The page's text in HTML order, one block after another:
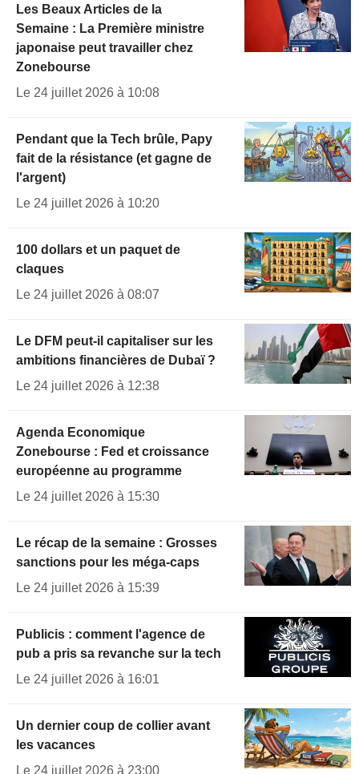
Les Beaux Articles de la
Semaine : La Première ministre
japonaise peut travailler chez
Zonebourse
Le 24 juillet 2026 à 10:08
Pendant que la Tech brûle, Papy
fait de la résistance (et gagne de
l'argent)
Le 24 juillet 2026 à 10:20
100 dollars et un paquet de
claques
Le 24 juillet 2026 à 08:07
Le DFM peut-il capitaliser sur les
ambitions financières de Dubaï ?
Le 24 juillet 2026 à 12:38
Agenda Economique
Zonebourse : Fed et croissance
européenne au programme
Le 24 juillet 2026 à 15:30
Le récap de la semaine : Grosses
sanctions pour les méga-caps
Le 24 juillet 2026 à 15:39
Publicis : comment l'agence de
pub a pris sa revanche sur la tech
Le 24 juillet 2026 à 16:01
Un dernier coup de collier avant
les vacances
Le 24 juillet 2026 à 23:00